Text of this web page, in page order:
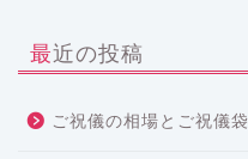
最近の投稿
ご祝儀の相場とご祝儀